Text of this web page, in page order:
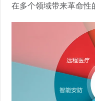
在多个领域带来革命性